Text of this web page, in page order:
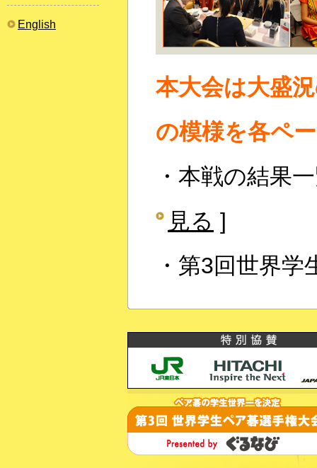
English
本大会は大盛
の模様を各ペ
・本戦の結果
見る ]
・第3回世界